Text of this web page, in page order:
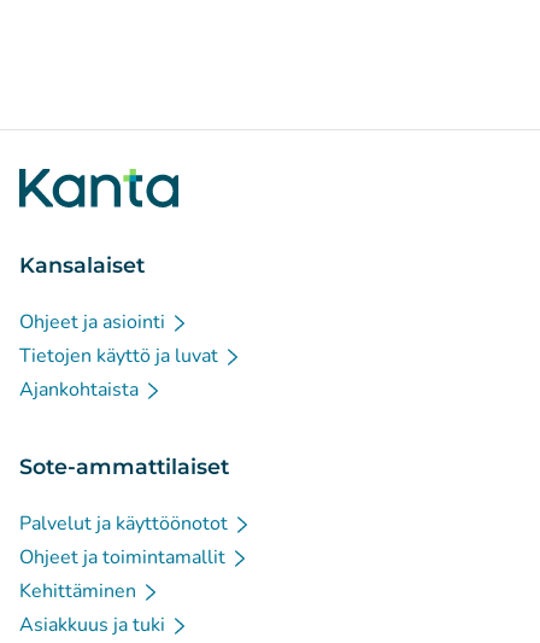
Kansalaiset
Ohjeet ja asiointi
Tietojen käyttö ja luvat
Ajankohtaista
Sote-ammattilaiset
Palvelut ja käyttöönotot
Ohjeet ja toimintamallit
Kehittäminen
Asiakkuus ja tuki